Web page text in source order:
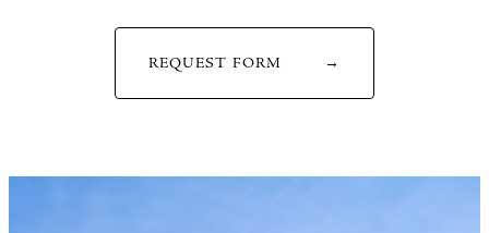
REQUEST FORM